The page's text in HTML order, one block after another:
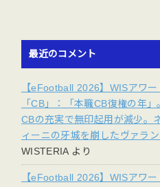
最近のコメント
【eFootball 2026】WISアワ
「CB」：「本職CB復権の年
CBの充実で無印起用が減少。
ィーニの牙城を崩したヴァラ
WISTERIAより
【eFootball 2026】WISアワ